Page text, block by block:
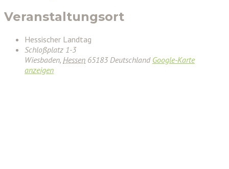
Veranstaltungsort
Hessischer Landtag
Schloßplatz 1-3
Wiesbaden, Hessen 65183 Deutschland Google-Karte
anzeigen